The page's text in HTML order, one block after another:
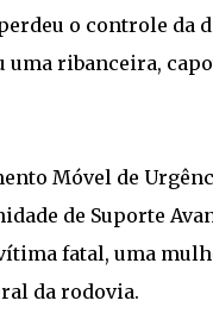
o controle da
uma ribanceira,
Móvel de
de Suporte
fatal, uma
da rodovia.